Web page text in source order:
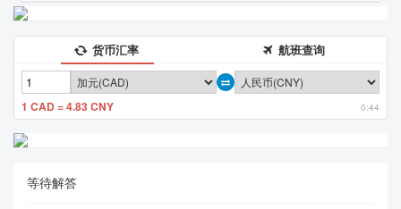
货币汇率 航班查询
1 CAD = 4.83 CNY 0:44
等待解答